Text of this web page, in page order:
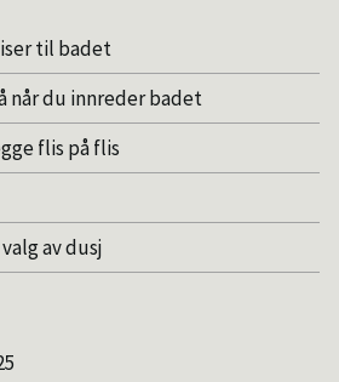
til badet
når du innreder badet
flis på flis
av dusj